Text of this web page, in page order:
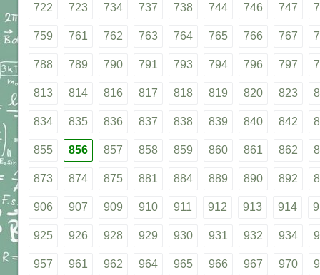
722 723 734 737 738 744 746 747
759 761 762 763 764 765 766 767
788 789 790 791 793 794 796 797
813 814 816 817 818 819 820 823
834 835 836 837 838 839 840 842
855 856 857 858 859 860 861 862
873 874 875 881 884 889 890 892
906 907 909 910 911 912 913 914
925 926 928 929 930 931 932 934
957 961 962 964 965 966 967 970